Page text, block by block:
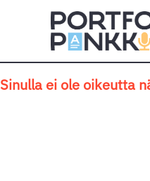
Siirry sisältöön
Sinulla ei ole oikeutta